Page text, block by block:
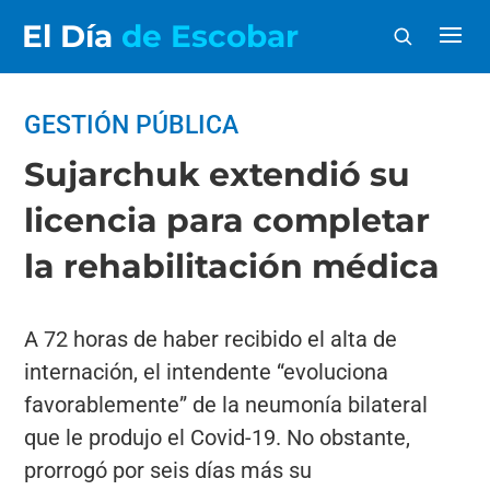
El Día de Escobar
GESTIÓN PÚBLICA
Sujarchuk extendió su
licencia para completar
la rehabilitación médica
A 72 horas de haber recibido el alta de
internación, el intendente “evoluciona
favorablemente” de la neumonía bilateral
que le produjo el Covid-19. No obstante,
prorrogó por seis días más su